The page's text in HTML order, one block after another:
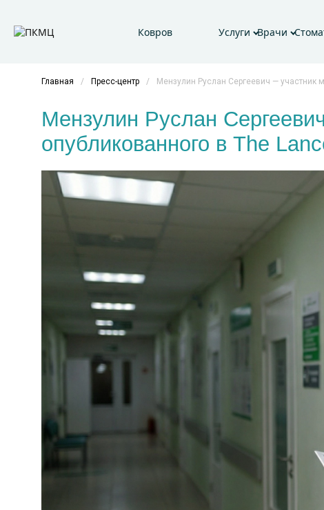
Ковров Услуги Врачи
Главная / Пресс-центр / Мензулин Руслан Сергеевич — участник
Мензулин Руслан
опубликованного в The